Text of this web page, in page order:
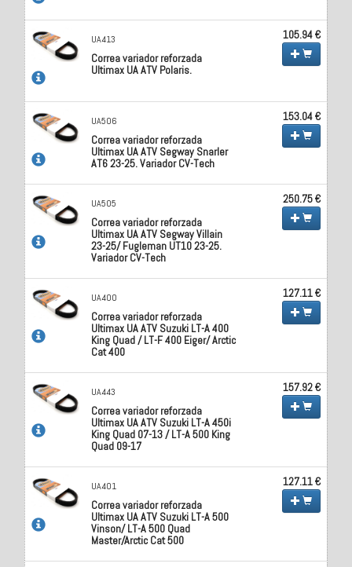
UA413
Correa variador reforzada
Ultimax UA ATV Polaris.
105.94 €
UA506
Correa variador reforzada
Ultimax UA ATV Segway Snarler
AT6 23-25. Variador CV-Tech
153.04 €
UA505
Correa variador reforzada
Ultimax UA ATV Segway Villain
23-25/ Fugleman UT10 23-25.
Variador CV-Tech
250.75 €
UA400
Correa variador reforzada
Ultimax UA ATV Suzuki LT-A 400
King Quad / LT-F 400 Eiger/ Arctic
Cat 400
127.11 €
UA443
Correa variador reforzada
Ultimax UA ATV Suzuki LT-A 450i
King Quad 07-13 / LT-A 500 King
Quad 09-17
157.92 €
UA401
Correa variador reforzada
Ultimax UA ATV Suzuki LT-A 500
Vinson/ LT-A 500 Quad
Master/Arctic Cat 500
127.11 €